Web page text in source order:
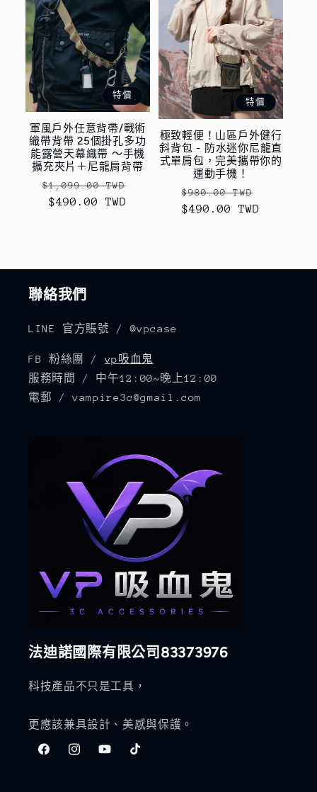
特價
軍風戶外任意背帶/戰術
織帶背帶 25個掛孔多功
能露營天幕織帶 ～手機
擴充夾片＋尼龍肩背帶
定
價
$1,099.00 TWD
$490.00 TWD
特價
極致輕便！山區戶外健行
斜背包 - 防水迷你尼龍直
式單肩包，完美攜帶你的
運動手機！
定
價
$980.00 TWD
$490.00 TWD
聯絡我們
LINE 官方賬號 / @vpcase
FB 粉絲團 / vp吸血鬼
服務時間 / 中午12:00~晚上12:00
電郵 / vampire3c@gmail.com
法迪諾國際有限公司83373976
科技產品不只是工具，
更應該兼具設計、美感與保護。
FacebookInstagramYouTubeTikTok